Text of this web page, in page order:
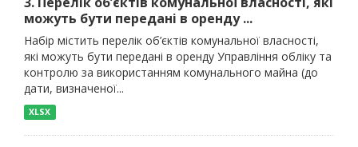
можуть бути передані в оренду ...
Набір містить перелік об’єктів комунальної власності,
які можуть бути передані в оренду Управління обліку та
контролю за використанням комунального майна (до
дати, визначеної...
XLSX